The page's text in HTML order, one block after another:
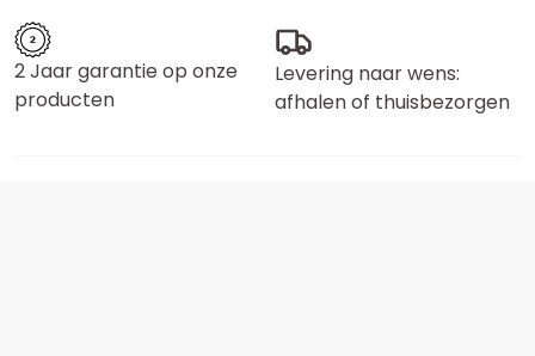
2 Jaar garantie op onze
producten
Levering naar wens:
afhalen of thuisbezorgen